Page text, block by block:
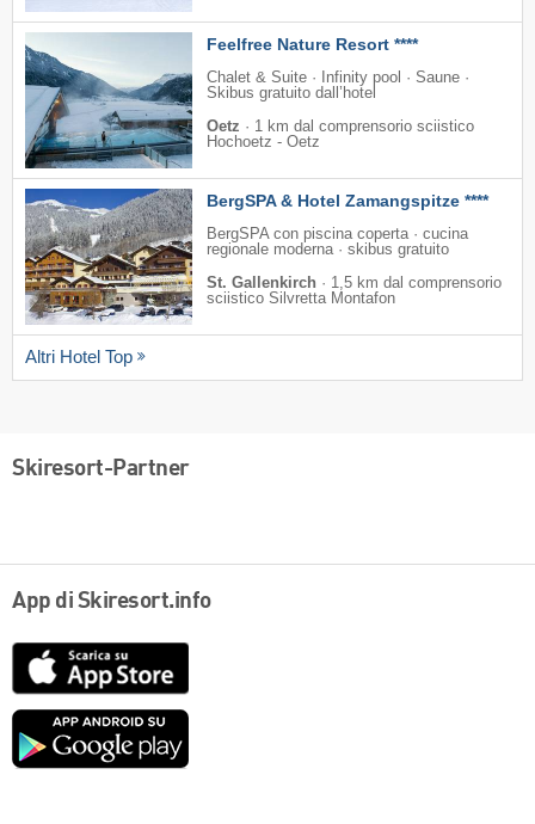
Feelfree Nature Resort ****
Chalet & Suite · Infinity pool · Saune ·
Skibus gratuito dall’hotel
Oetz · 1 km dal comprensorio sciistico
Hochoetz - Oetz
BergSPA & Hotel Zamangspitze ****
BergSPA con piscina coperta · cucina
regionale moderna · skibus gratuito
St. Gallenkirch · 1,5 km dal comprensorio
sciistico Silvretta Montafon
Altri Hotel Top
Skiresort-Partner
App di Skiresort.info
Google